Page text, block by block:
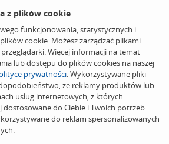
z plików cookie
funkcjonowania, statystycznych i
cookie. Możesz zarządzać plikami
Więcej informacji na temat
lub dostępu do plików cookies na naszej
prywatności. Wykorzystywane pliki
że reklamy produktów lub
usług internetowych, z których
dostosowane do Ciebie i Twoich potrzeb.
do reklam spersonalizowanych